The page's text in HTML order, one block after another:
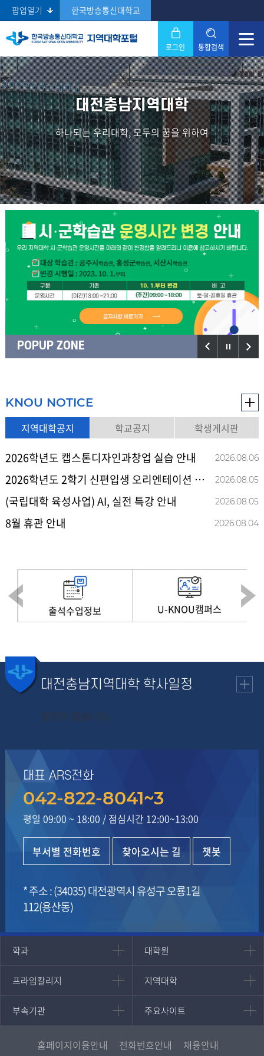
팝업열기 한국방송통신대학교
로그인 통합검색
Search 닫기
대전충남지역대학
하나되는 우리대학, 모두의 꿈을 위하여
POPUP ZONE
KNOU NOTICE
지역대학공지
2026학년도 캡스톤디자인과창업 실습 안내 2026.08.06
2026학년도 2학기 신편입생 오리엔테이션 일정표 안내문 2026.08.05
(국립대학 육성사업) AI, 실전 특강 안내 2026.08.05
8월 휴관 안내 2026.08.04
학교공지 학생게시판
출석수업정보 U-KNOU캠퍼스
대전충남지역대학 학사일정
일정이 없습니다.
대표 ARS전화
042-822-8041~3
평일 09:00 ~ 18:00 / 점심시간 12:00~13:00
부서별 전화번호 찾아오시는 길 챗봇
* 주소 : (34035) 대전광역시 유성구 오룡1길
112(용산동)
학과
인문과학대학
국어국문학과
영어영문학과
일본학과
대학원
대학원
대학원
경영대학원
프라임칼리지
프라임칼리지
학사학위과정
평생교육과정
지역대학
지역대학
지역대학 포털
서울지역대학
대구경북지역대학
부속기관
부속기관
중앙도서관
원격교육혁신연구원
주요사이트
주요사이트
멘토링
진로심리상담
홈페이지이용안내 전화번호안내
채용안내